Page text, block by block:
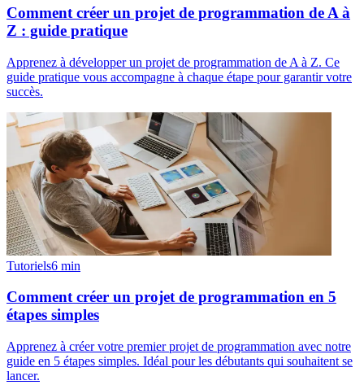
Comment créer un projet de programmation de A à
Z : guide pratique
Apprenez à développer un projet de programmation de A à Z. Ce
guide pratique vous accompagne à chaque étape pour garantir votre
succès.
Tutoriels6 min
Comment créer un projet de programmation en 5
étapes simples
Apprenez à créer votre premier projet de programmation avec notre
guide en 5 étapes simples. Idéal pour les débutants qui souhaitent se
lancer.